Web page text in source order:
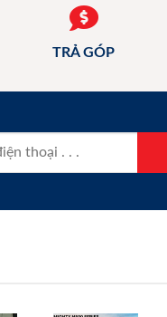
TRẢ GÓP